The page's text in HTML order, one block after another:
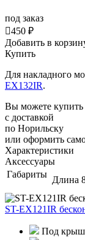
под заказ
450 ₽
Добавить в
Купить
Для накладного
EX132IR.
Вы можете купить
с доставкой
по Норильску
или оформить
Характеристики
Аксессуары
Габариты
Длина
ST-EX121IR
Под